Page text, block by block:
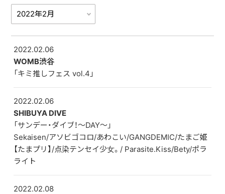
MEMBERS
CAMPAIGN
YOUTUBE
DISCOGRAPHY
CONTACT
2022.02.06
WOMB渋谷
「キミ推しフェス vol.4」
2022.02.06
SHIBUYA DIVE
「サンデー・ダイブ！〜DAY〜」
Sekaisen/アソビゴコロ/あわこい/GANGDEMIC/たまご姫
【たまプリ】/点染テンセイ少女。/ Parasite.Kiss/Bety/ポラ
ライト
2022.02.08